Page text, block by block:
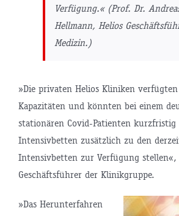
Verfügung.« (Prof. Dr.
Hellmann, Helios
Medizin.)
»Die privaten Helios Kliniken
Kapazitäten und könnten bei einem
stationären Covid-Patienten
Intensivbetten zusätzlich zu den
Intensivbetten zur Verfügung stellen«,
Geschäftsführer der Klinikgruppe.
»Das Herunterfahren